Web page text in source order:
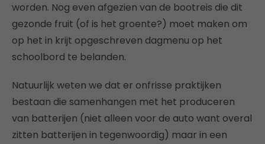
worden. Nog even afgezien van de bootreis die dit
gezonde fruit (of is het groente?) moet maken om
op het in krijt opgeschreven dagmenu op het
schoolbord te belanden.
Natuurlijk weten we dat er onfrisse praktijken
bestaan die samenhangen met het produceren
van batterijen (niet alleen voor de auto want overal
zitten batterijen in tegenwoordig) maar in een